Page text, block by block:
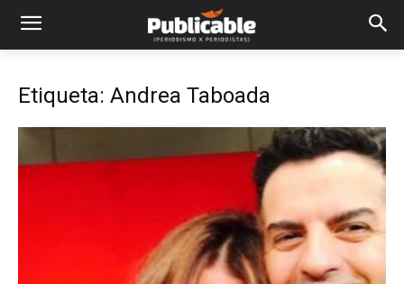
Etiqueta: Andrea Taboada